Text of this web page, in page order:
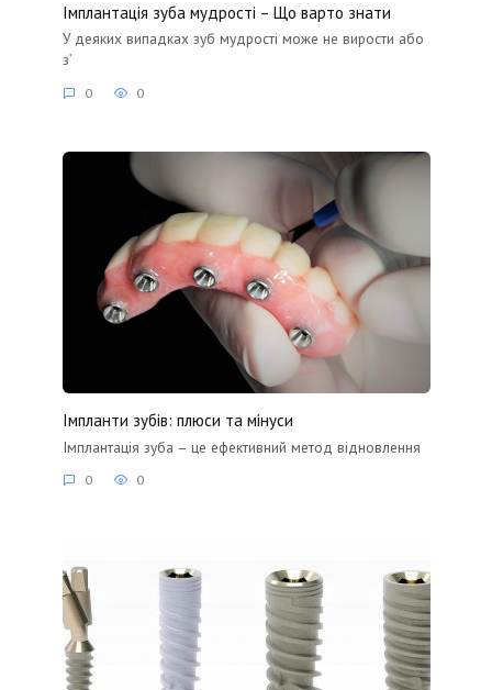
Імплантація зуба мудрості – Що варто знати
У деяких випадках зуб мудрості може не вирости або
з’
0 0
Імпланти зубів: плюси та мінуси
Імплантація зуба – це ефективний метод відновлення
0 0